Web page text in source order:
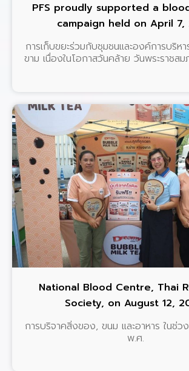
PFS proudly supported a
campaign held on April 7,
การเก็บขยะร่วมกับชุมชนและองค์การบริห
ขาม เนื่องในโอกาสวันคล้าย วันพระราชส
National Blood Centre, Thai
Society, on August 12,
การบริจาคสิ่งของ, ขนม และอาหาร ในช่ว
พ.ศ.